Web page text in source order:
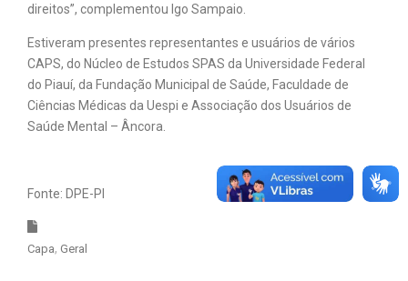
direitos”, complementou Igo Sampaio.
Estiveram presentes representantes e usuários de vários
CAPS, do Núcleo de Estudos SPAS da Universidade Federal
do Piauí, da Fundação Municipal de Saúde, Faculdade de
Ciências Médicas da Uespi e Associação dos Usuários de
Saúde Mental – Âncora.
Fonte: DPE-PI
Capa Geral